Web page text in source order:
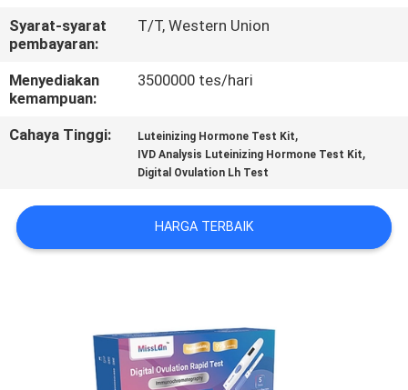
BERITA
PERMINTAAN
PENAWARAN
PRIVACY
Syarat-syarat
pembayaran:
T/T, Western Union
Menyediakan
kemampuan:
3500000 tes/hari
Cahaya Tinggi: Luteinizing Hormone Test Kit,
IVD Analysis Luteinizing Hormone Test Kit,
Digital Ovulation Lh Test
HARGA TERBAIK